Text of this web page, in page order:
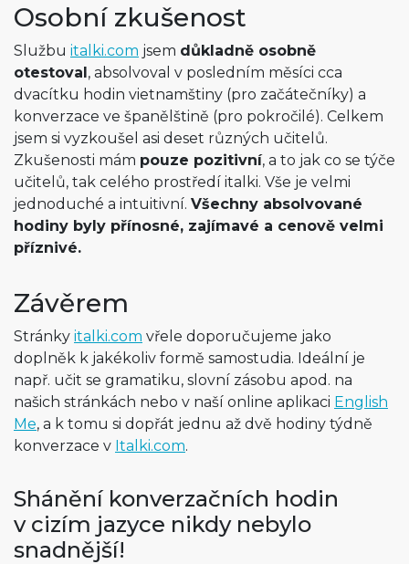
Osobní zkušenost
Službu italki.com jsem důkladně osobně
otestoval, absolvoval v posledním měsíci cca
dvacítku hodin vietnamštiny (pro začátečníky) a
konverzace ve španělštině (pro pokročilé). Celkem
jsem si vyzkoušel asi deset různých učitelů.
Zkušenosti mám pouze pozitivní, a to jak co se týče
učitelů, tak celého prostředí italki. Vše je velmi
jednoduché a intuitivní. Všechny absolvované
hodiny byly přínosné, zajímavé a cenově velmi
příznivé.
Závěrem
Stránky italki.com vřele doporučujeme jako
doplněk k jakékoliv formě samostudia. Ideální je
např. učit se gramatiku, slovní zásobu apod. na
našich stránkách nebo v naší online aplikaci English
Me, a k tomu si dopřát jednu až dvě hodiny týdně
konverzace v Italki.com.
Shánění konverzačních hodin
v cizím jazyce nikdy nebylo
snadnější!